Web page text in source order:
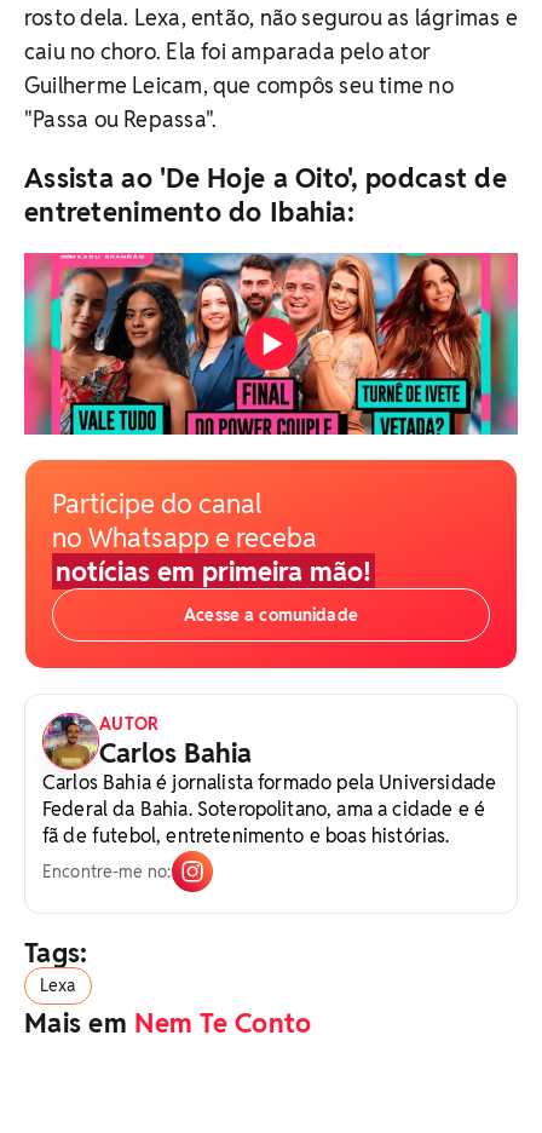
rosto dela. Lexa, então, não segurou as lágrimas e
caiu no choro. Ela foi amparada pelo ator
Guilherme Leicam, que compôs seu time no
"Passa ou Repassa".
Assista ao 'De Hoje a Oito', podcast de
entretenimento do Ibahia:
Participe do canal
no Whatsapp e receba
notícias em primeira mão!
Acesse a comunidade
AUTOR
Carlos Bahia
Carlos Bahia é jornalista formado pela Universidade
Federal da Bahia. Soteropolitano, ama a cidade e é
fã de futebol, entretenimento e boas histórias.
Encontre-me no:
Tags:
Lexa
Mais em Nem Te Conto